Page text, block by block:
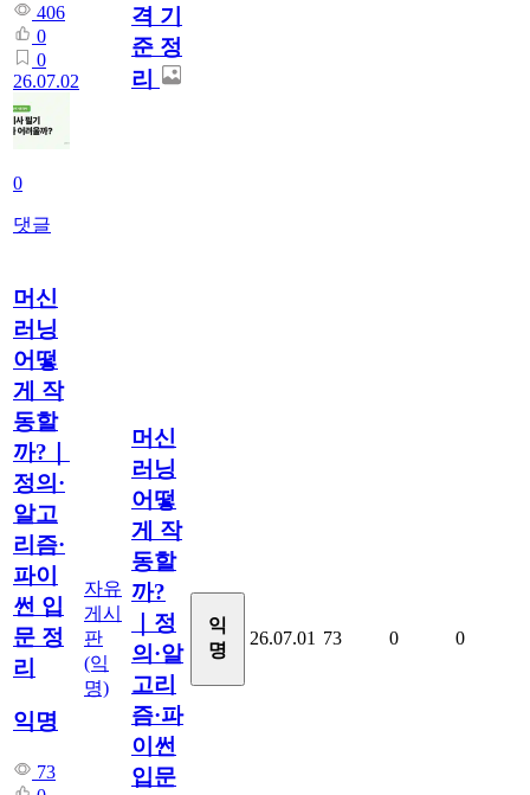
406
0
0
26.07.02
0
댓글
격 기
준 정
리
머신
러닝
어떻
게 작
동할
까?｜
정의·
알고
리즘·
파이
썬 입
문 정
리
익명
73
자유
게시
판
(익
명)
머신
러닝
어떻
게 작
동할
까?
｜정
의·알
고리
즘·파
이썬
입문
익
명
26.07.01 73 0 0